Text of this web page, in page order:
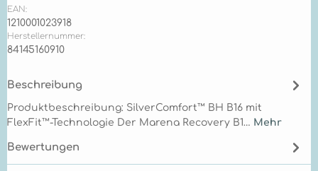
EAN:
1210001023918
Herstellernummer:
84145160910
Beschreibung
Produktbeschreibung: SilverComfort™ BH B16 mit
FlexFit™-Technologie Der Marena Recovery B1… Mehr
Bewertungen